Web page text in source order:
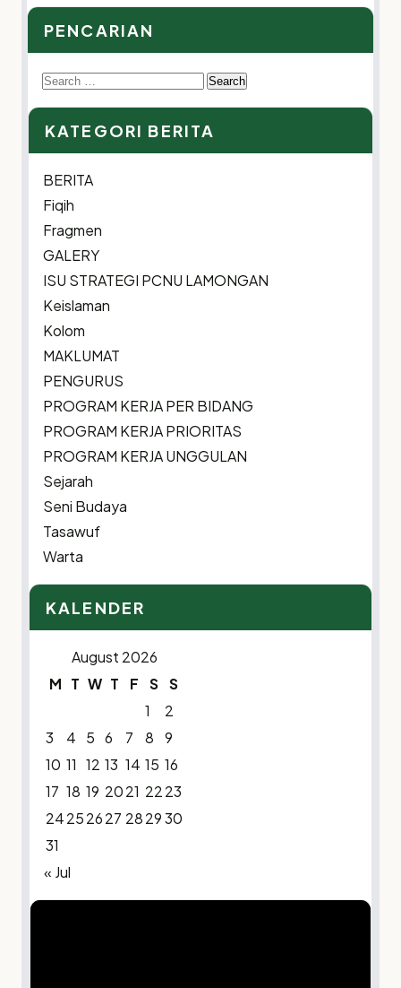
PENCARIAN
Search
for:
KATEGORI BERITA
BERITA
Fiqih
Fragmen
GALERY
ISU STRATEGI PCNU LAMONGAN
Keislaman
Kolom
MAKLUMAT
PENGURUS
PROGRAM KERJA PER BIDANG
PROGRAM KERJA PRIORITAS
PROGRAM KERJA UNGGULAN
Sejarah
Seni Budaya
Tasawuf
Warta
KALENDER
August 2026
M T W T F S S
1
2
3
4 5 6 7 8
9
10 11 12 13 14 15 16
17 18 19 2021 2223
24252627 282930
31
« Jul
Video